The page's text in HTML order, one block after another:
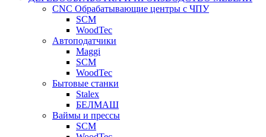
CNC Обрабатывающие центры с ЧПУ
SCM
WoodTec
Автоподатчики
Maggi
SCM
WoodTec
Бытовые станки
Stalex
БЕЛМАШ
Ваймы и прессы
SCM